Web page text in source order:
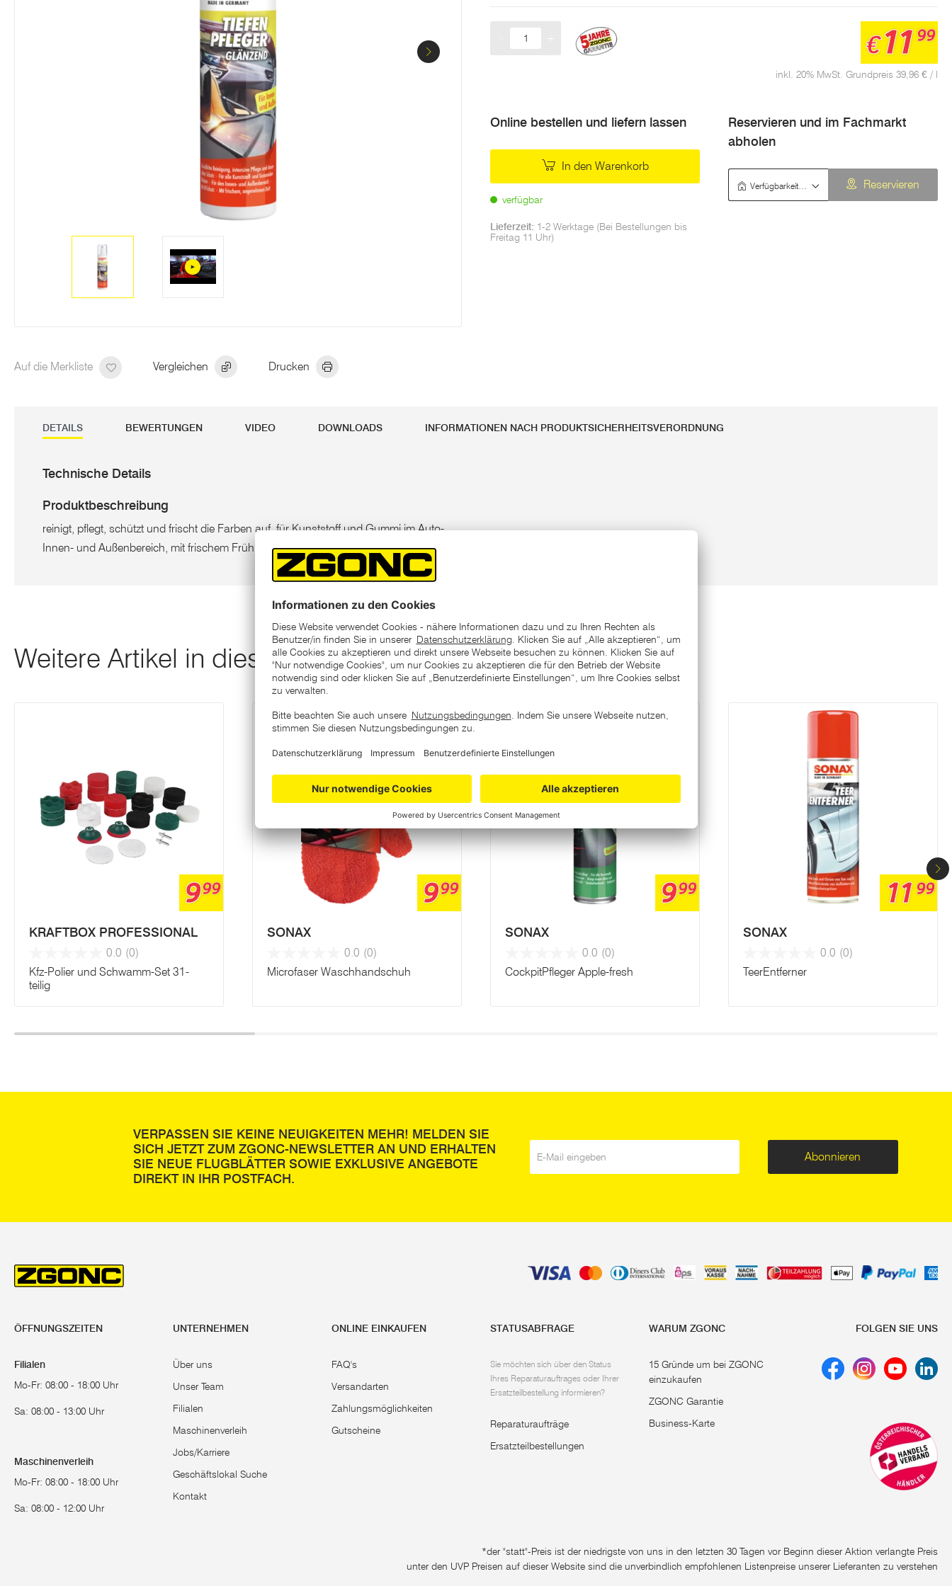
Auf die Merkliste Vergleichen Drucken
inkl. 20% MwSt. Grundpreis 39,96 € / l
€11 99
Online bestellen und liefern lassen
In den Warenkorb
verfügbar
Lieferzeit: 1-2 Werktage (Bei Bestellungen bis
Freitag 11 Uhr)
Reservieren und im Fachmarkt
abholen
Reservieren
DETAILS BEWERTUNGEN VIDEO DOWNLOADS INFORMATIONEN NACH PRODUKTSICHERHEITSVERORDNUNG
Technische Details
Produktbeschreibung
reinigt, pflegt, schützt und frischt die Farben auf, für Kunststoff und Gummi im Auto-
Innen- und Außenbereich, mit frischem Frühlingsduft
Weitere Artikel in dieser Kategorie
999
KRAFTBOX PROFESSIONAL
0.0 (0)
Kfz-Polier und Schwamm-Set 31-
teilig
999
SONAX
0.0 (0)
Microfaser Waschhandschuh
999
SONAX
0.0 (0)
CockpitPfleger Apple-fresh
11 99
SONAX
0.0 (0)
TeerEntferner
VERPASSEN SIE KEINE NEUIGKEITEN MEHR! MELDEN SIE
SICH JETZT ZUM ZGONC-NEWSLETTER AN UND ERHALTEN
SIE NEUE FLUGBLÄTTER SOWIE EXKLUSIVE ANGEBOTE
DIREKT IN IHR POSTFACH.
Abonnieren
ÖFFNUNGSZEITEN
Filialen
Mo-Fr: 08:00 - 18:00 Uhr
Sa: 08:00 - 13:00 Uhr
Maschinenverleih
Mo-Fr: 08:00 - 18:00 Uhr
Sa: 08:00 - 12:00 Uhr
UNTERNEHMEN
Über uns
Unser Team
Filialen
Maschinenverleih
Jobs/Karriere
Geschäftslokal Suche
Kontakt
ONLINE EINKAUFEN
FAQ's
Versandarten
Zahlungsmöglichkeiten
Gutscheine
STATUSABFRAGE
Sie möchten sich über den Status
Ihres Reparaturauftrages oder Ihrer
Ersatzteilbestellung informieren?
Reparaturaufträge
Ersatzteilbestellungen
WARUM ZGONC
15 Gründe um bei ZGONC
einzukaufen
ZGONC Garantie
Business-Karte
FOLGEN SIE UNS
*der "statt"-Preis ist der niedrigste von uns in den letzten 30 Tagen vor Beginn dieser Aktion verlangte Preis
unter den UVP Preisen auf dieser Website sind die unverbindlich empfohlenen Listenpreise unserer Lieferanten zu verstehen